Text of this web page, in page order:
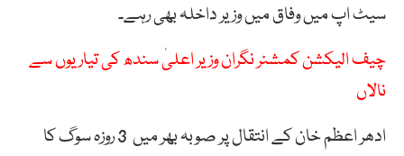
سیٹ اپ میں وفاق میں وزیر داخلہ بھی رہے۔
چیف الیکشن کمشنر نگران وزیر اعلیٰ سندھ کی تیاریوں سے
نالاں
ادھر اعظم خان کے انتقال پر صوبہ بھر میں 3 روزہ سوگ کا